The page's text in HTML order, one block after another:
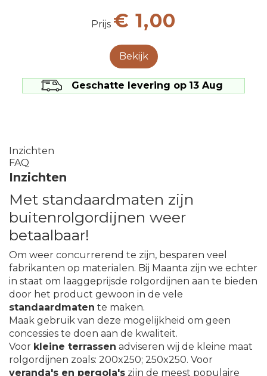
Prijs € 1,00
Bekijk
Geschatte levering op 13 Aug
Inzichten
FAQ
Inzichten
Met standaardmaten zijn
buitenrolgordijnen weer
betaalbaar!
Om weer concurrerend te zijn, besparen veel
fabrikanten op materialen. Bij Maanta zijn we echter
in staat om laaggeprijsde rolgordijnen aan te bieden
door het product gewoon in de vele
standaardmaten te maken.
Maak gebruik van deze mogelijkheid om geen
concessies te doen aan de kwaliteit.
Voor kleine terrassen adviseren wij de kleine maat
rolgordijnen zoals: 200x250; 250x250. Voor
veranda's en pergola's zijn de meest populaire